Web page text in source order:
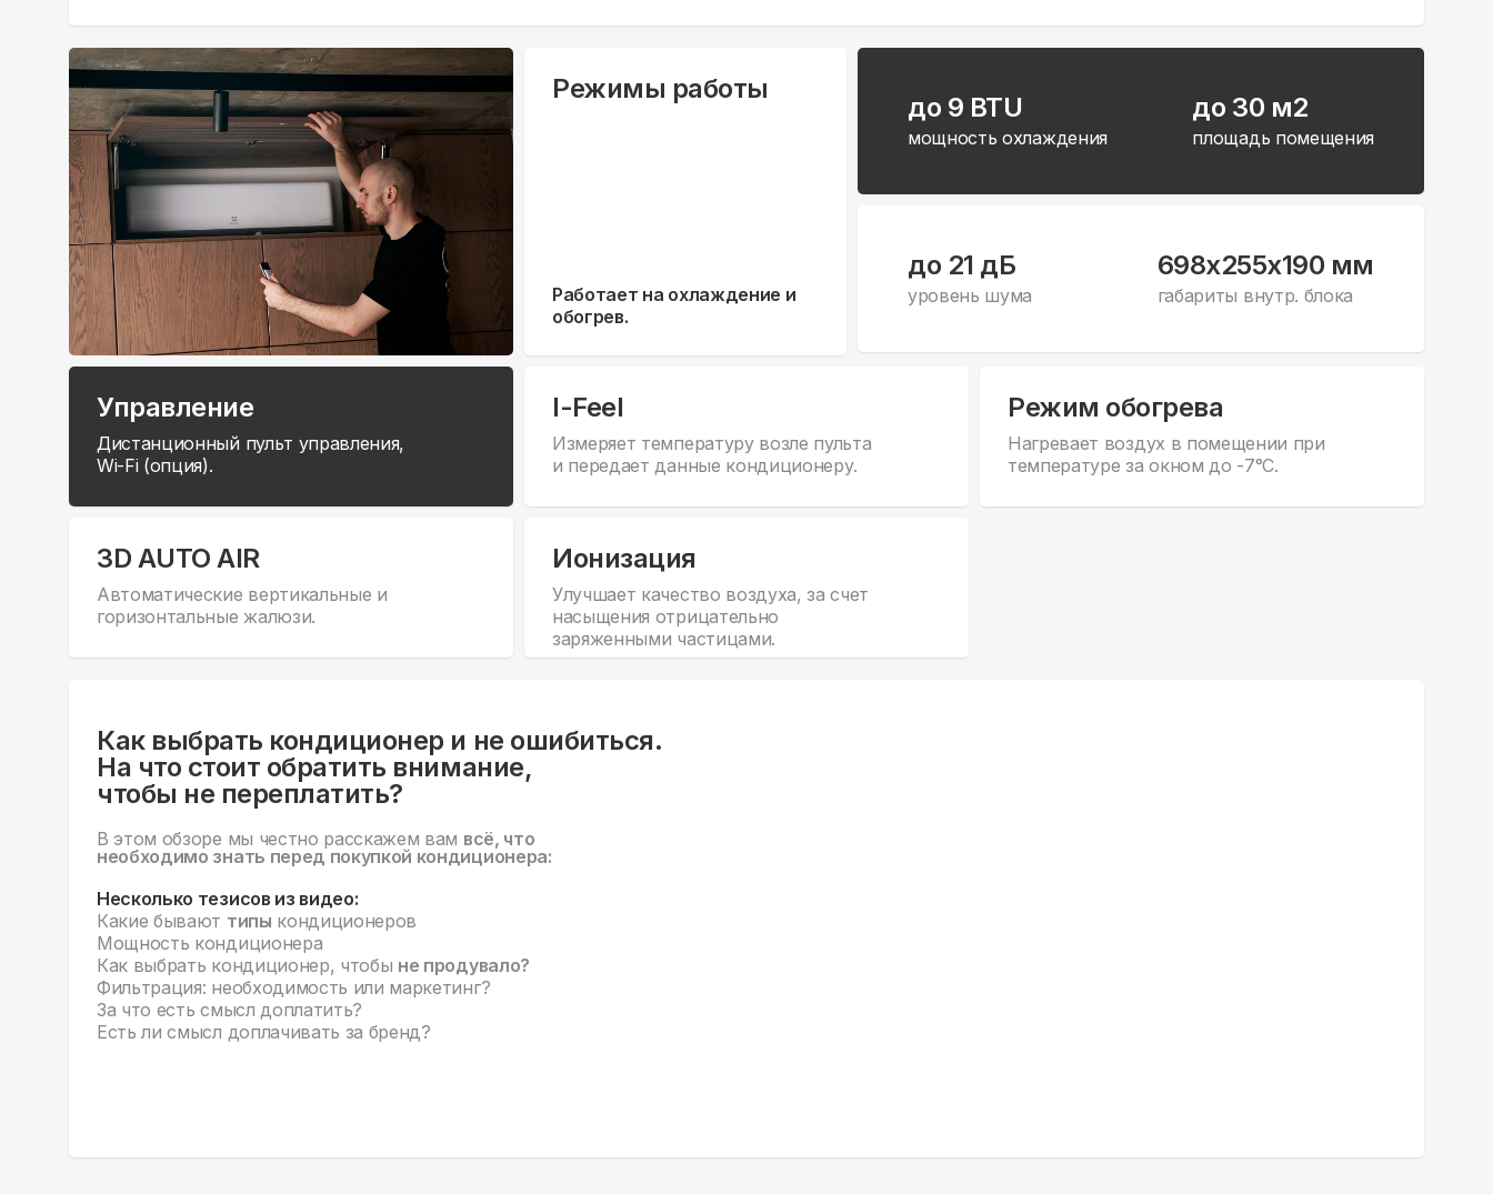
Режимы работы
Работает на охлаждение и
обогрев.
до 9 BTU
мощность охлаждения
до 30 м2
площадь помещения
до 21 дБ
уровень шума
698x255x190 мм
габариты внутр. блока
Управление
Дистанционный пульт управления,
Wi-Fi (опция).
I-Feel
Измеряет температуру возле пульта
и передает данные кондиционеру.
Режим обогрева
Нагревает воздух в помещении при
температуре за окном до -7°С.
3D AUTO AIR
Автоматические вертикальные и
горизонтальные жалюзи.
Ионизация
Улучшает качество воздуха, за счет
насыщения отрицательно
заряженными частицами.
Как выбрать кондиционер и не ошибиться.
На что стоит обратить внимание,
чтобы не переплатить?
В этом обзоре мы честно расскажем вам всё, что
необходимо знать перед покупкой кондиционера:
Несколько тезисов из видео:
Какие бывают типы кондиционеров
Мощность кондиционера
Как выбрать кондиционер, чтобы не продувало?
Фильтрация: необходимость или маркетинг?
За что есть смысл доплатить?
Есть ли смысл доплачивать за бренд?